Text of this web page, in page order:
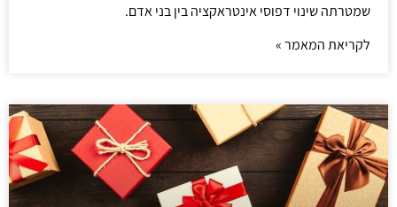
שמטרתה שינוי דפוסי אינטראקציה בין בני אדם.
לקריאת המאמר »